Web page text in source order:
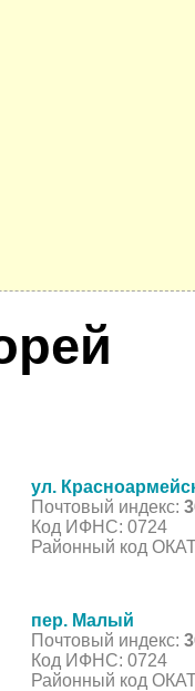
ул.
Почтовый индекс:
Код ИФНС: 0724
Районный код
пер. Малый
Почтовый индекс:
Код ИФНС: 0724
Районный код